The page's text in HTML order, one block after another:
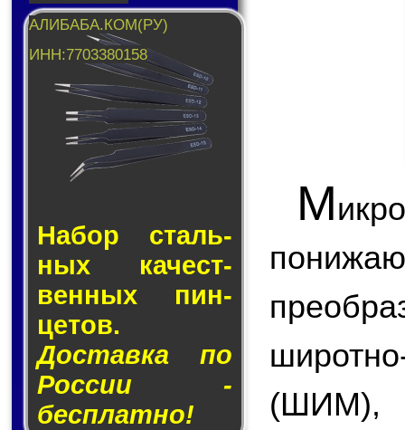
Набор сталь­
ных ка­чест­
вен­ных пин­
це­тов.
Доставка по
России -
бесплатно!
М
(ШИМ),